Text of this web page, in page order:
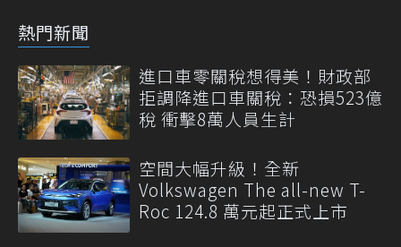
熱門新聞
進口車零關稅想得美！財政部
拒調降進口車關稅：恐損523億
稅 衝擊8萬人員生計
空間大幅升級！全新
Volkswagen The all-new T-
Roc 124.8 萬元起正式上市